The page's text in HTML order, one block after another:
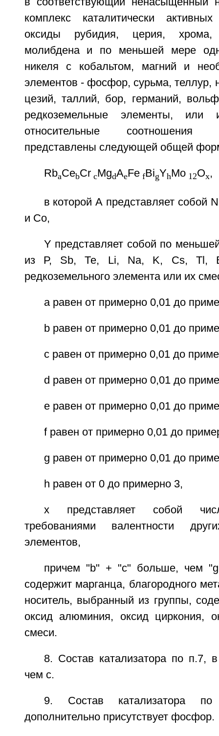
комплекс каталитически
оксиды рубидия, церия, хрома,
молибдена и по меньшей мере
никеля с кобальтом, магний и
элементов - фосфор, сурьма, теллур,
цезий, таллий, бор, германий,
редкоземельные элементы, или
относительные соотношения
представлены следующей общей
RbaCebCr cMgdAeFefBigYhMo12Ox,
в которой А представляет собой
и Со,
Y представляет собой по
из Р, Sb, Те, Li, Na, K, Cs, Tl,
редкоземельного элемента или их
а равен от примерно 0,01 до
b равен от примерно 0,01 до
с равен от примерно 0,01 до
d равен от примерно 0,01 до
е равен от примерно 0,01 до
f равен от примерно 0,01 до
g равен от примерно 0,01 до
h равен от 0 до примерно 3,
x представляет собой
требованиями валентности
элементов,
причем "b" + "с" больше, чем
содержит марганца, благородного
носитель, выбранный из группы,
оксид алюминия, оксид циркония,
смеси.
8. Состав катализатора по п.7,
чем с.
9. Состав катализатора
дополнительно присутствует фосфор.